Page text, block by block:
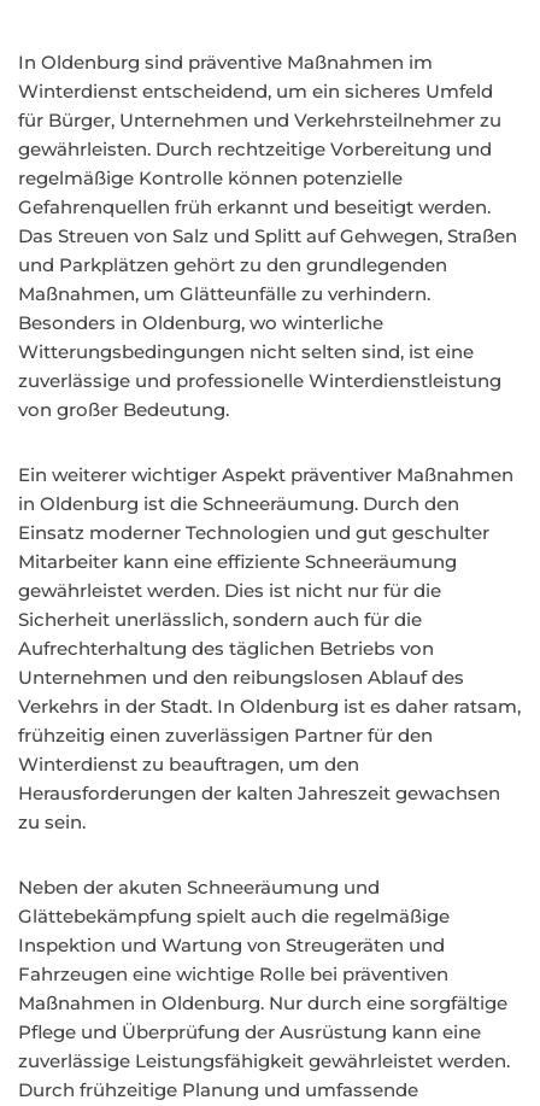
In Oldenburg sind präventive Maßnahmen im
Winterdienst entscheidend, um ein sicheres Umfeld
für Bürger, Unternehmen und Verkehrsteilnehmer zu
gewährleisten. Durch rechtzeitige Vorbereitung und
regelmäßige Kontrolle können potenzielle
Gefahrenquellen früh erkannt und beseitigt werden.
Das Streuen von Salz und Splitt auf Gehwegen, Straßen
und Parkplätzen gehört zu den grundlegenden
Maßnahmen, um Glätteunfälle zu verhindern.
Besonders in Oldenburg, wo winterliche
Witterungsbedingungen nicht selten sind, ist eine
zuverlässige und professionelle Winterdienstleistung
von großer Bedeutung.
Ein weiterer wichtiger Aspekt präventiver Maßnahmen
in Oldenburg ist die Schneeräumung. Durch den
Einsatz moderner Technologien und gut geschulter
Mitarbeiter kann eine effiziente Schneeräumung
gewährleistet werden. Dies ist nicht nur für die
Sicherheit unerlässlich, sondern auch für die
Aufrechterhaltung des täglichen Betriebs von
Unternehmen und den reibungslosen Ablauf des
Verkehrs in der Stadt. In Oldenburg ist es daher ratsam,
frühzeitig einen zuverlässigen Partner für den
Winterdienst zu beauftragen, um den
Herausforderungen der kalten Jahreszeit gewachsen
zu sein.
Neben der akuten Schneeräumung und
Glättebekämpfung spielt auch die regelmäßige
Inspektion und Wartung von Streugeräten und
Fahrzeugen eine wichtige Rolle bei präventiven
Maßnahmen in Oldenburg. Nur durch eine sorgfältige
Pflege und Überprüfung der Ausrüstung kann eine
zuverlässige Leistungsfähigkeit gewährleistet werden.
Durch frühzeitige Planung und umfassende